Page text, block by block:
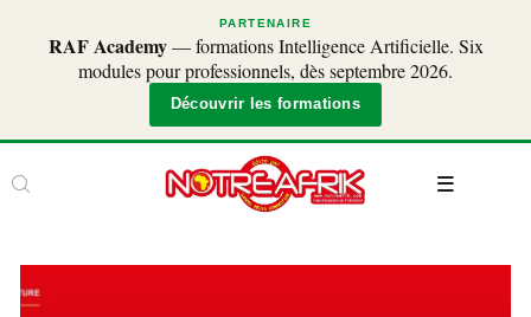
PARTENAIRE
RAF Academy— formations Intelligence Artificielle. Six
modules pour professionnels, dès septembre 2026.
Découvrir les formations